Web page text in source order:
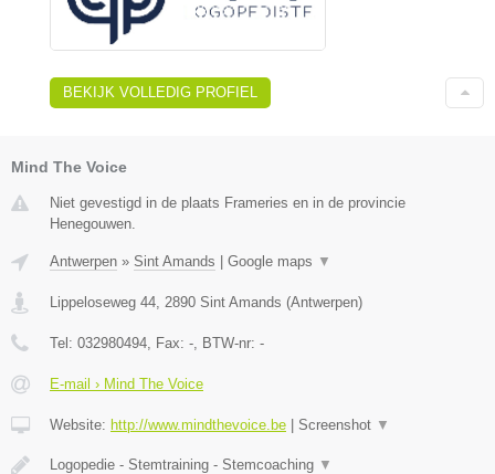
BEKIJK VOLLEDIG PROFIEL
Mind The Voice
Niet gevestigd in de plaats Frameries en in de provincie
Henegouwen.
Antwerpen » Sint Amands Google maps ▼
Lippeloseweg 44, 2890 Sint Amands (Antwerpen)
Tel: 032980494, Fax: -, BTW-nr: -
E-mail › Mind The Voice
Website: http://www.mindthevoice.be Screenshot ▼
Logopedie - Stemtraining - Stemcoaching ▼